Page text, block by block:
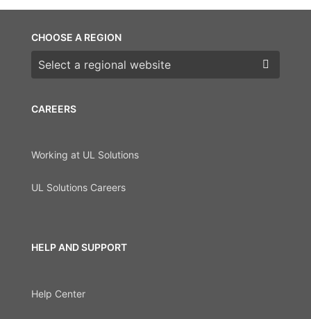
CAREERS
Working at UL Solutions
UL Solutions Careers
HELP AND SUPPORT
Help Center
CHOOSE A REGION
Choose a region